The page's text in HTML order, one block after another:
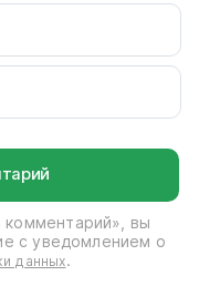
комментарий», вы
с уведомлением о
данных.